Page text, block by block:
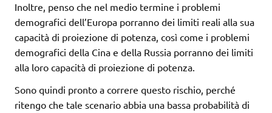
Inoltre, penso che nel medio termine i problemi
demografici dell’Europa porranno dei limiti reali alla sua
capacità di proiezione di potenza, così come i problemi
demografici della Cina e della Russia porranno dei limiti
alla loro capacità di proiezione di potenza.
Sono quindi pronto a correre questo rischio, perché
ritengo che tale scenario abbia una bassa probabilità di